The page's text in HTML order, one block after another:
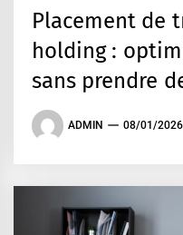
Placement de
holding :
sans prendre
ADMIN 08/01/2026